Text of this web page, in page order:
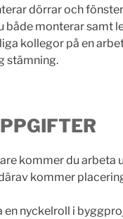
dörrar och
både monterar samt
kollegor på en
stämning.
kommer du arbeta
kommer
en nyckelroll i